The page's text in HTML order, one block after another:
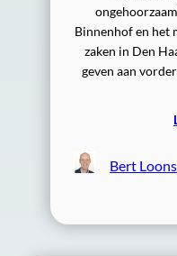
Binnenhof en het
zaken in Den
geven aan
Bert